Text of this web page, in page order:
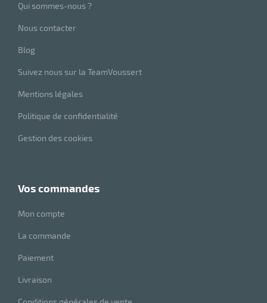
Qui sommes-nous ?
Nous contacter
Blog
Suivez nous sur la TeamVoussert
Mentions légales
Politique de confidentialité
Gestion des cookies
vos commandes
Mon compte
La commande
Paiement
Livraison